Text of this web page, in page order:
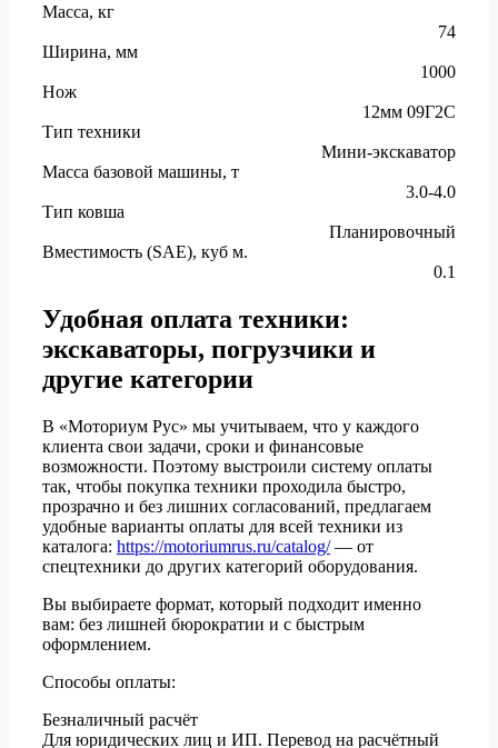
Масса, кг
74
Ширина, мм
1000
Нож
12мм 09Г2С
Тип техники
Мини-экскаватор
Масса базовой машины, т
3.0-4.0
Тип ковша
Планировочный
Вместимость (SAE), куб м.
0.1
Удобная оплата техники:
экскаваторы, погрузчики и
другие категории
В «Моториум Рус» мы учитываем, что у каждого
клиента свои задачи, сроки и финансовые
возможности. Поэтому выстроили систему оплаты
так, чтобы покупка техники проходила быстро,
прозрачно и без лишних согласований, предлагаем
удобные варианты оплаты для всей техники из
каталога: https://motoriumrus.ru/catalog/— от
спецтехники до других категорий оборудования.
Вы выбираете формат, который подходит именно
вам: без лишней бюрократии и с быстрым
оформлением.
Способы оплаты:
Безналичный расчёт
Для юридических лиц и ИП. Перевод на расчётный